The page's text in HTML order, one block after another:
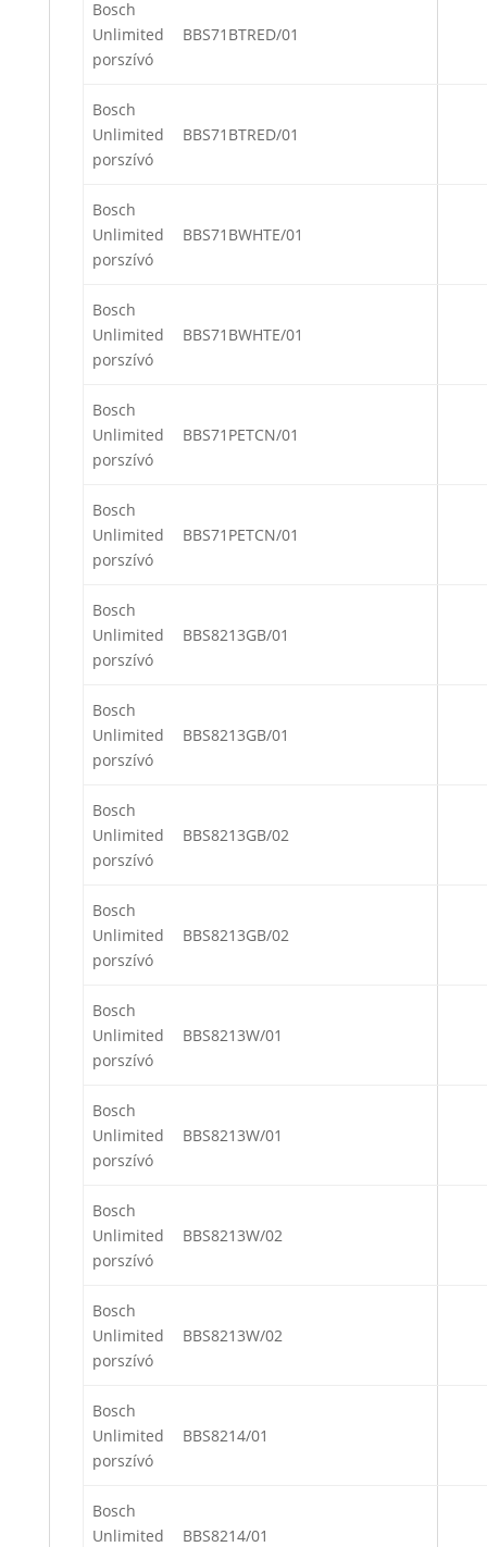
Bosch
Unlimited
porszívó
BBS71BTRED/01
Bosch
Unlimited
porszívó
BBS71BTRED/01
Bosch
Unlimited
porszívó
BBS71BWHTE/01
Bosch
Unlimited
porszívó
BBS71BWHTE/01
Bosch
Unlimited
porszívó
BBS71PETCN/01
Bosch
Unlimited
porszívó
BBS71PETCN/01
Bosch
Unlimited
porszívó
BBS8213GB/01
Bosch
Unlimited
porszívó
BBS8213GB/01
Bosch
Unlimited
porszívó
BBS8213GB/02
Bosch
Unlimited
porszívó
BBS8213GB/02
Bosch
Unlimited
porszívó
BBS8213W/01
Bosch
Unlimited
porszívó
BBS8213W/01
Bosch
Unlimited
porszívó
BBS8213W/02
Bosch
Unlimited
porszívó
BBS8213W/02
Bosch
Unlimited
porszívó
BBS8214/01
Bosch
Unlimited
BBS8214/01